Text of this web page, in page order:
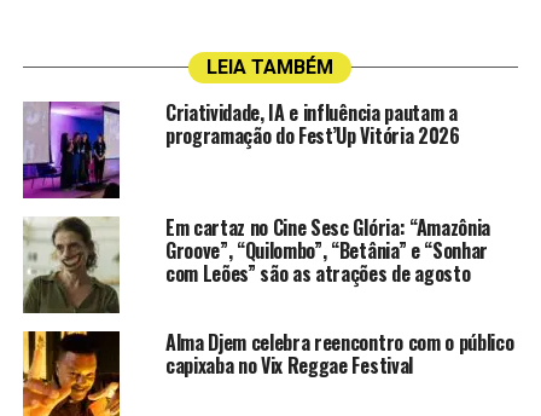
Vintage Blanc de Noir, Vintage Brut Barricado, Vintage
Nature e Vintage Rosé de Noir, cada um com seu próprio
perfil de sabor único.
LEIA TAMBÉM
Criatividade, IA e influência pautam a
programação do Fest’Up Vitória 2026
Em cartaz no Cine Sesc Glória: “Amazônia
Groove”, “Quilombo”, “Betânia” e “Sonhar
com Leões” são as atrações de agosto
Alma Djem celebra reencontro com o público
capixaba no Vix Reggae Festival